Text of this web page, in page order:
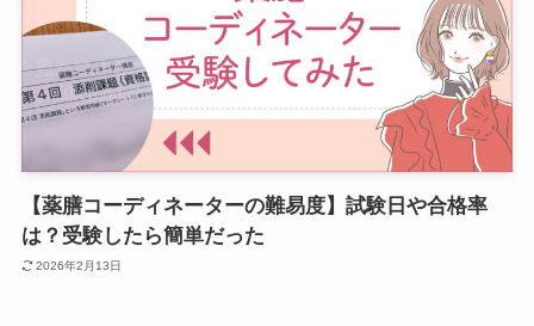
【薬膳コーディネーターの難易度】試験日や合格率
は？受験したら簡単だった
2026年2月13日